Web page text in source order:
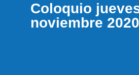
Coloquio
noviembre 2020